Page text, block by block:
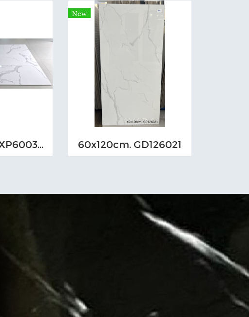
60x120cm. TXP6003 (MO)
New
60x120cm. GD126021